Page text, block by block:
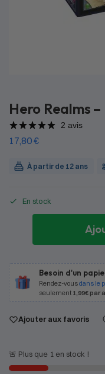
Hero Realms
2 avis
17,80€
À partir de 12 ans
En stock
Besoin d'un
Rendez-vousdans le
seulement 1,99€ par
Ajouter aux favoris
🚨 Plus que 1 en stock !